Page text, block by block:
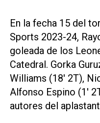
En la fecha 15 del
Sports 2023-24,
goleada de los
Catedral. Gorka
Williams (18' 2T),
Alfonso Espino (1'
autores del